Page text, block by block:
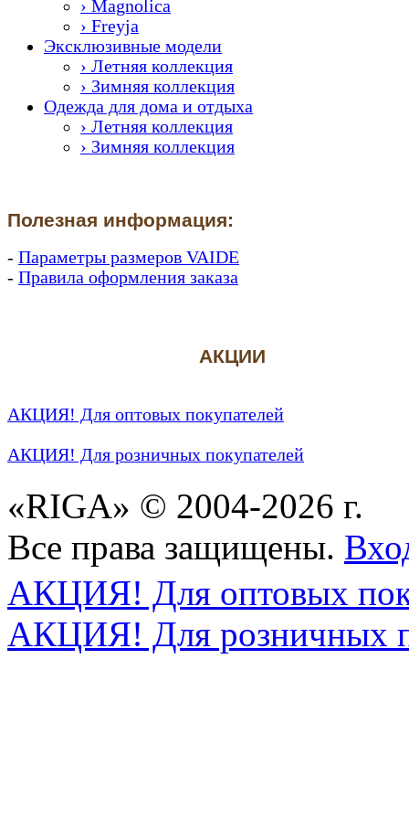
› Magnolica
› Freyja
Эксклюзивные модели
› Летняя коллекция
› Зимняя коллекция
Одежда для дома и отдыха
› Летняя коллекция
› Зимняя коллекция
Полезная информация:
- Параметры размеров VAIDE
- Правила оформления заказа
АКЦИИ
АКЦИЯ! Для оптовых покупателей
АКЦИЯ! Для розничных покупателей
«RIGA» © 2004-2026 г.
Все права защищены.
АКЦИЯ! Для оптовых
АКЦИЯ! Для розничных